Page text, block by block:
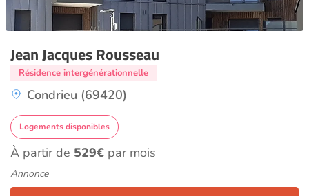
Jean Jacques Rousseau
Résidence intergénérationnelle
Condrieu (69420)
Logements disponibles
À partir de 529€ par mois
Annonce